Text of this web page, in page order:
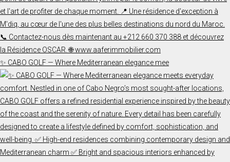
✨ CABO GOLF — Where Mediterranean elegance mee